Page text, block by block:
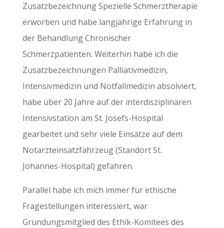
Zusatzbezeichnung Spezielle Schmerztherapie
erworben und habe langjährige Erfahrung in
der Behandlung Chronischer
Schmerzpatienten. Weiterhin habe ich die
Zusatzbezeichnungen Palliativmedizin,
Intensivmedizin und Notfallmedizin absolviert,
habe über 20 Jahre auf der interdisziplinären
Intensivstation am St. Josefs-Hospital
gearbeitet und sehr viele Einsätze auf dem
Notarzteinsatzfahrzeug (Standort St.
Johannes-Hospital) gefahren.
Parallel habe ich mich immer für ethische
Fragestellungen interessiert, war
Gründungsmitglied des Ethik-Komitees des